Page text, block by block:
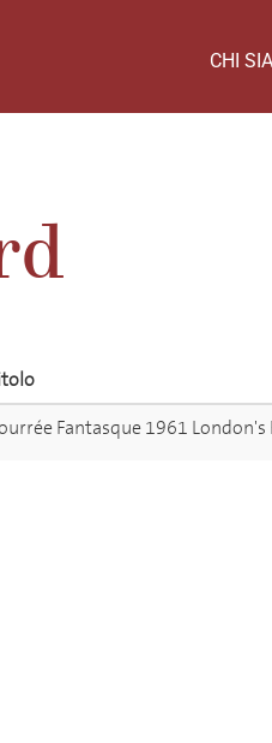
CHI
Fantasque 1961 London's